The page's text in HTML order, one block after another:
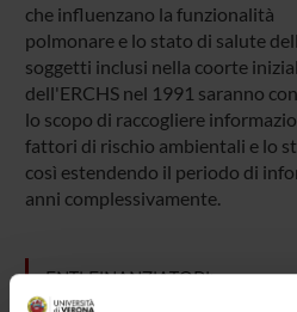
che influenzano la funzionalità
polmonare e lo stato di salute
soggetti inclusi nella coorte
dell'ERCHS nel 1991 saranno
lo scopo di raccogliere
fattori di rischio ambientali e lo
così estendendo il periodo di
anni complessivamente.
ENTI FINANZIATORI: